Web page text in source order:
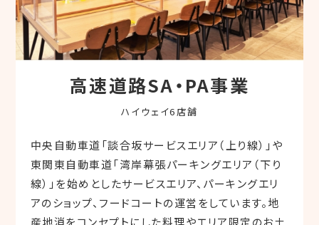
高速道路SA・PA事業
ハイウェイ6店舗
中央自動車道「談合坂サービスエリア（上り線）」や
東関東自動車道「湾岸幕張パーキングエリア（下り
線）」を始めとしたサービスエリア、パーキングエリ
アのショップ、フードコートの運営をしています。地
産地消をコンセプトにした料理やエリア限定のお土